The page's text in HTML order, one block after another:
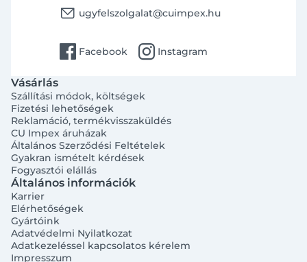
email ugyfelszolgalat@cuimpex.hu
facebook Facebook instagram Instagram
Vásárlás
Szállítási módok, költségek
Fizetési lehetőségek
Reklamáció, termékvisszaküldés
CU Impex áruházak
Általános Szerződési Feltételek
Gyakran ismételt kérdések
Fogyasztói elállás
Általános információk
Karrier
Elérhetőségek
Gyártóink
Adatvédelmi Nyilatkozat
Adatkezeléssel kapcsolatos kérelem
Impresszum